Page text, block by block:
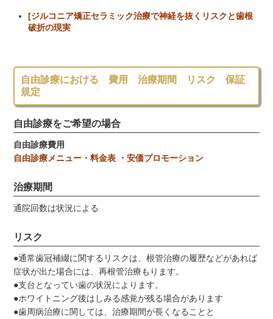
[ジルコニア矯正セラミック治療で神経を抜くリスクと歯根
破折の現実
自由診療における 費用 治療期間 リスク 保証
規定
自由診療をご希望の場合
自由診療費用
自由診療メニュー・料金表 ・安価プロモーション
治療期間
通院回数は状況による
リスク
●通常歯冠補綴に関するリスクは、根管治療の履歴などがあれば
症状が出た場合には、再根管治療もります。
●支台となってい歯の状況によります。
●ホワイトニング後はしみる感覚が残る場合があります
●歯周病治療に関しては、治療期間が長くなることと